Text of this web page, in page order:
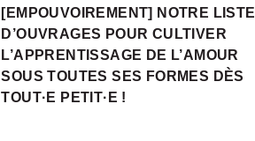
[EMPOUVOIREMENT] NOTRE LISTE
D’OUVRAGES POUR CULTIVER
L’APPRENTISSAGE DE L’AMOUR
SOUS TOUTES SES FORMES DÈS
TOUT·E PETIT·E !